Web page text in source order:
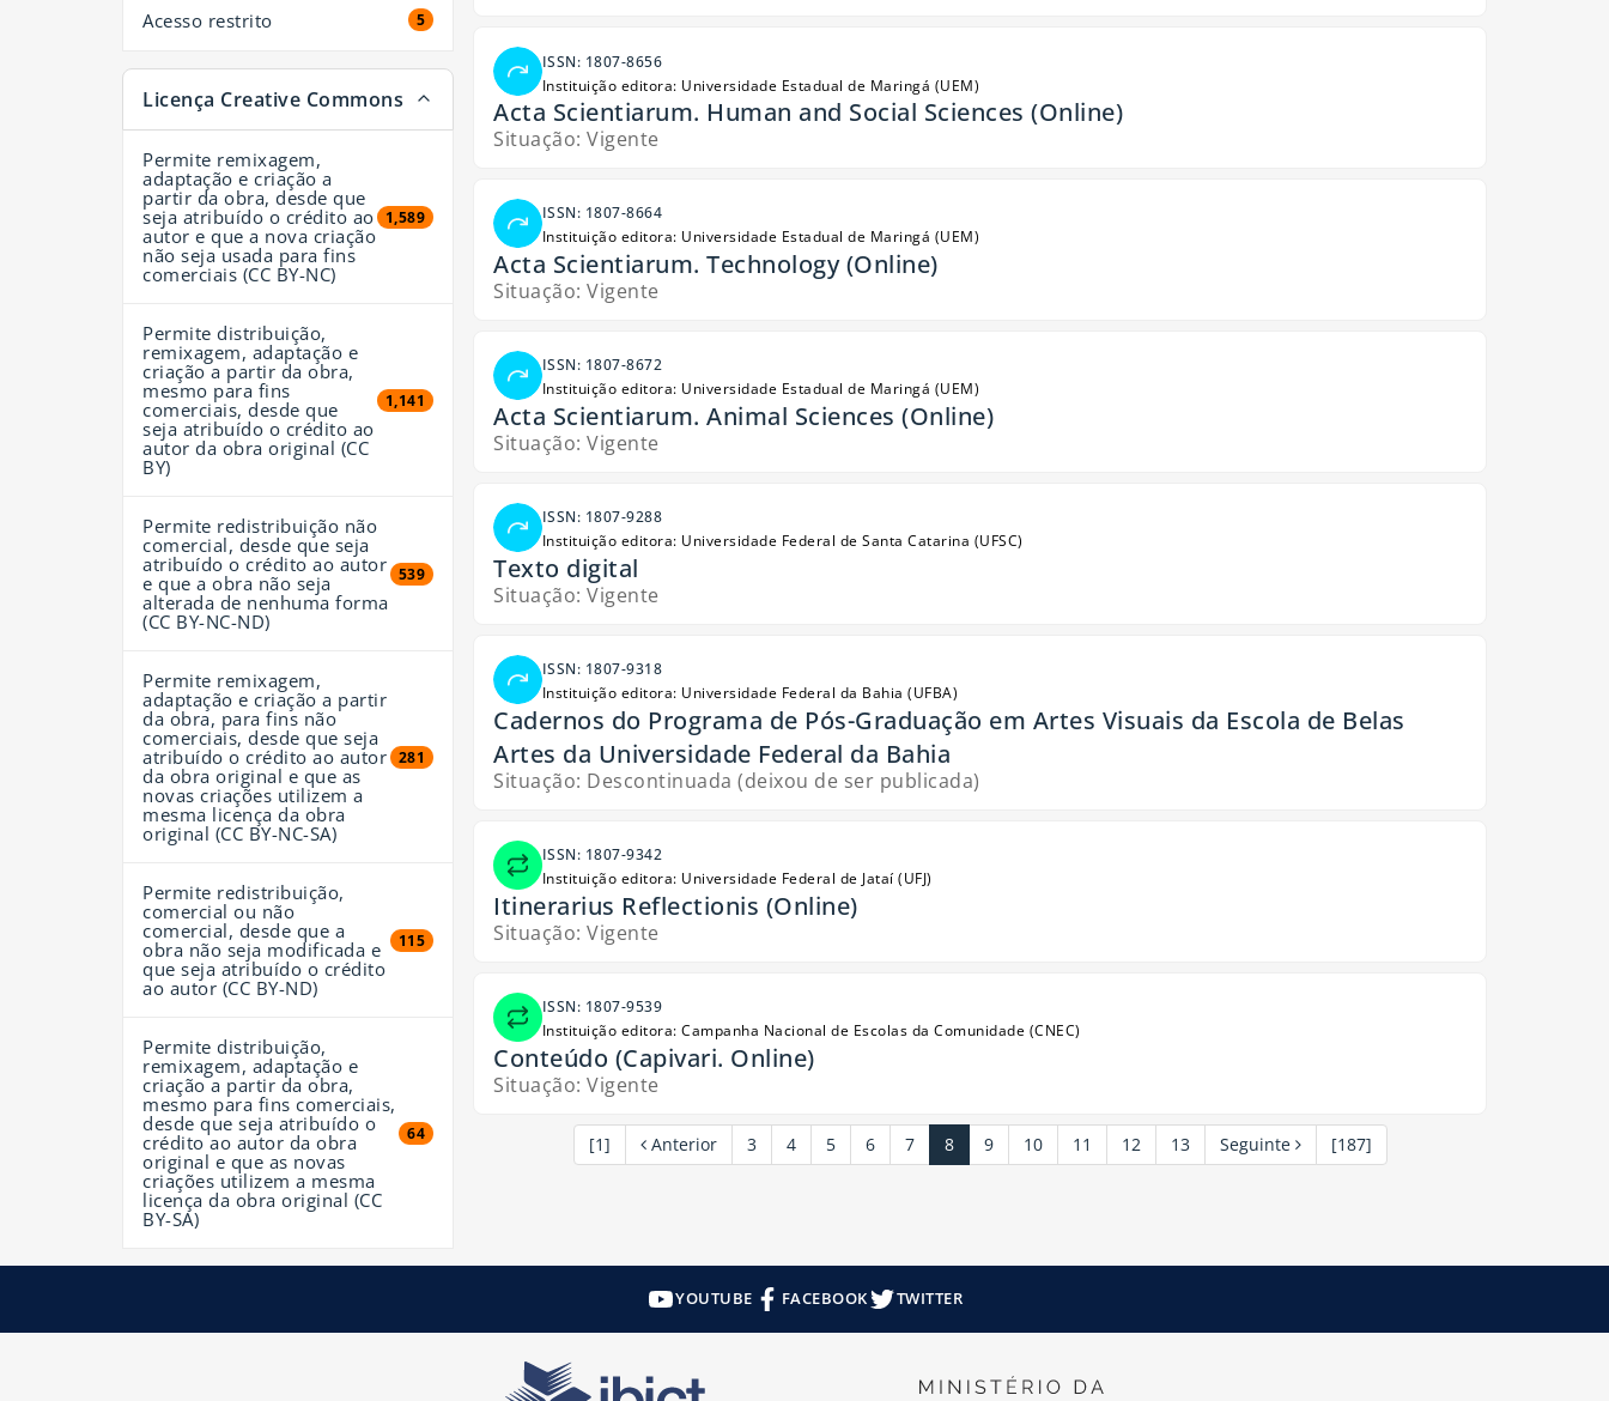
ISSN: 1807-8656
Instituição editora: Universidade Estadual de Maringá (UEM)
Acta Scientiarum. Human and Social Sciences (Online)
Situação: Vigente
ISSN: 1807-8664
Instituição editora: Universidade Estadual de Maringá (UEM)
Acta Scientiarum. Technology (Online)
Situação: Vigente
ISSN: 1807-8672
Instituição editora: Universidade Estadual de Maringá (UEM)
Acta Scientiarum. Animal Sciences (Online)
Situação: Vigente
ISSN: 1807-9288
Instituição editora: Universidade Federal de Santa Catarina (UFSC)
Texto digital
Situação: Vigente
ISSN: 1807-9318
Instituição editora: Universidade Federal da Bahia (UFBA)
Cadernos do Programa de Pós-Graduação em Artes Visuais da Escola de Belas
Artes da Universidade Federal da Bahia
Situação: Descontinuada (deixou de ser publicada)
ISSN: 1807-9342
Instituição editora: Universidade Federal de Jataí (UFJ)
Itinerarius Reflectionis (Online)
Situação: Vigente
ISSN: 1807-9539
Instituição editora: Campanha Nacional de Escolas da Comunidade (CNEC)
Conteúdo (Capivari. Online)
Situação: Vigente
[1] Anterior 3 4 5 6 7 8 9 10 11 12 13 Seguinte [187]
Acesso restrito 5 resultados
5
Licença Creative Commons
Permite remixagem,
adaptação e criação a
partir da obra, desde que
seja atribuído o crédito ao
autor e que a nova criação
não seja usada para fins
comerciais (CC BY-NC)
1,589 resultados
1,589
Permite distribuição,
remixagem, adaptação e
criação a partir da obra,
mesmo para fins
comerciais, desde que
seja atribuído o crédito ao
autor da obra original (CC
BY)
1,141 resultados
1,141
Permite redistribuição não
comercial, desde que seja
atribuído o crédito ao autor
e que a obra não seja
alterada de nenhuma forma
(CC BY-NC-ND)
539 resultados
539
Permite remixagem,
adaptação e criação a partir
da obra, para fins não
comerciais, desde que seja
atribuído o crédito ao autor
da obra original e que as
novas criações utilizem a
mesma licença da obra
original (CC BY-NC-SA)
281 resultados
281
Permite redistribuição,
comercial ou não
comercial, desde que a
obra não seja modificada e
que seja atribuído o crédito
ao autor (CC BY-ND)
115 resultados
115
Permite distribuição,
remixagem, adaptação e
criação a partir da obra,
mesmo para fins comerciais,
desde que seja atribuído o
crédito ao autor da obra
original e que as novas
criações utilizem a mesma
licença da obra original (CC
BY-SA)
64 resultados
64
YOUTUBE FACEBOOK TWITTER